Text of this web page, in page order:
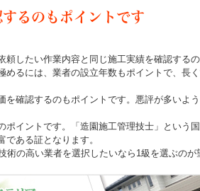
るのもポイントです
したい作業内容と同じ施工実績を確認するの
めるには、業者の設立年数もポイントで、長
を確認するのもポイントです。悪評が多いよ
ポイントです。「造園施工管理技士」という
ある証となります。
術の高い業者を選択したいなら1級を選ぶのが